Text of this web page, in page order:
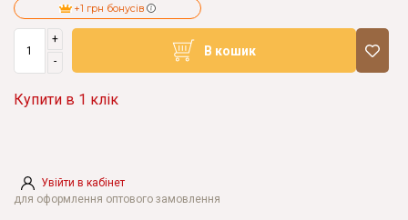
+1 грн бонусів
+
-
В кошик
Купити в 1 клік
Увійти в кабінет
для оформлення оптового замовлення